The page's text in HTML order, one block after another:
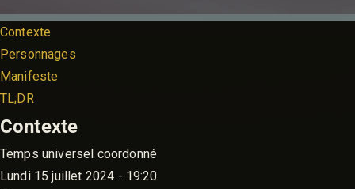
Contexte
Personnages
Manifeste
TL;DR
Contexte
Temps universel coordonné
Lundi 15 juillet 2024 - 19:20